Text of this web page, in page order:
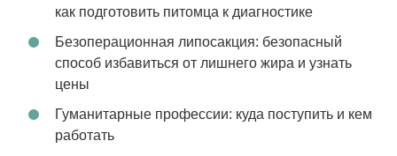
как подготовить питомца к диагностике
Безоперационная липосакция: безопасный
способ избавиться от лишнего жира и узнать
цены
Гуманитарные профессии: куда поступить и кем
работать